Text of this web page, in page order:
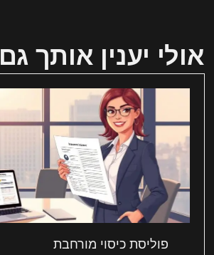
אולי יענין אותך גם
פוליסת כיסוי מורחבת